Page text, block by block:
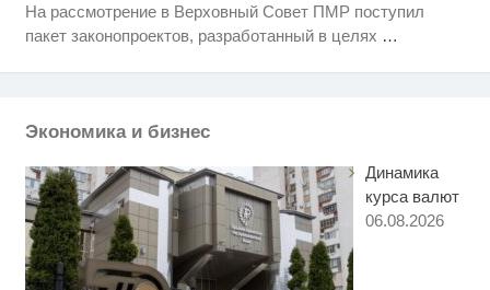
На рассмотрение в Верховный Совет ПМР поступил
пакет законопроектов, разработанный в целях …
Экономика и бизнес
Динамика
курса валют
06.08.2026
Никогда не храните огурцы в
холодильнике: есть один
советский стаж